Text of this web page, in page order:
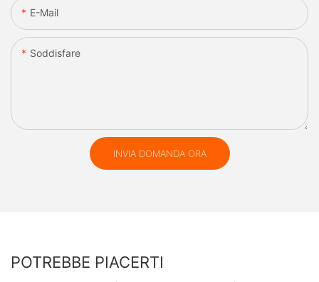
E-Mail
Soddisfare
INVIA DOMANDA ORA
POTREBBE PIACERTI